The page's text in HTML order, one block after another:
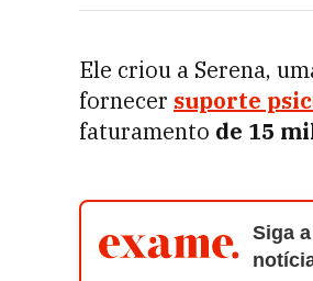
Ele criou a Serena,
fornecer suporte
faturamento de 15
Siga